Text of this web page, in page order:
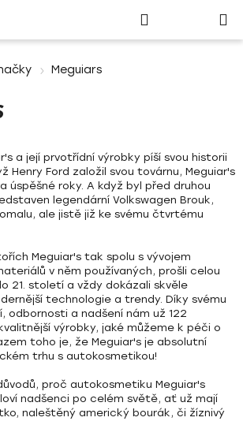
Přihlášení
košík
Meguiars
a její prvotřídní výrobky píší svou historii
Henry Ford založil svou továrnu, Meguiar's
úspěšné roky. A když byl před druhou
legendární Volkswagen Brouk,
ale jistě již ke svému čtvrtému
Meguiar's tak spolu s vývojem
v něm používaných, prošli celou
21. století a vždy dokázali skvěle
technologie a trendy. Díky svému
odbornosti a nadšení nám už 122
výrobky, jaké můžeme k péči o
toho je, že Meguiar's je absolutní
trhu s autokosmetikou!
proč autokosmetiku Meguiar's
nadšenci po celém světě, ať už mají
naleštěný americký bourák, či žíznivý